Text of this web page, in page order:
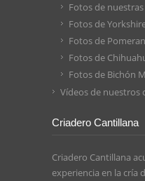
Fotos de
Fotos de
Fotos de
Fotos de
Fotos de Bichón
Vídeos de nuestros
Criadero Cantillana
Criadero Cantillana
experiencia en la cría